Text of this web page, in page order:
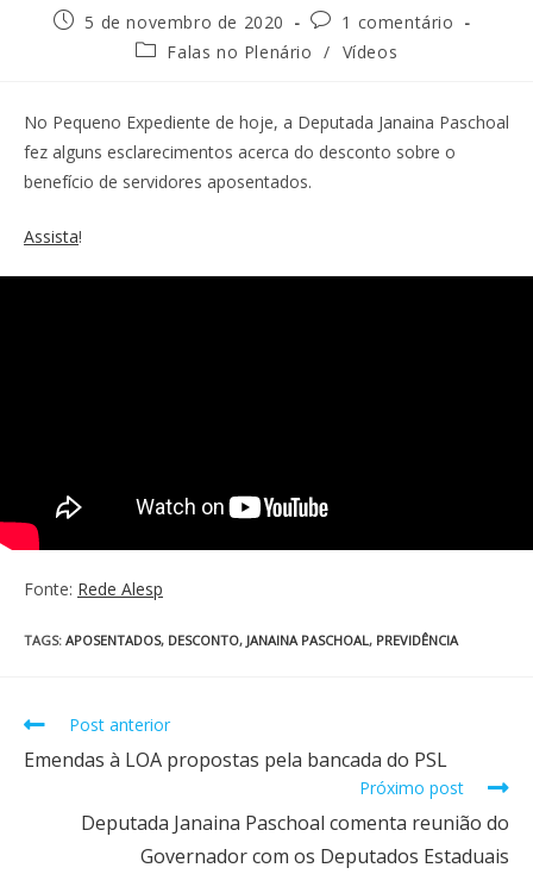
5 de novembro de 2020
1 comentário
Falas no Plenário / Vídeos
No Pequeno Expediente de hoje, a Deputada Janaina Paschoal
fez alguns esclarecimentos acerca do desconto sobre o
benefício de servidores aposentados.
Assista!
Fonte: Rede Alesp
TAGS: APOSENTADOS, DESCONTO, JANAINA PASCHOAL, PREVIDÊNCIA
Post anterior
Emendas à LOA propostas pela bancada do PSL
Próximo post
Deputada Janaina Paschoal comenta reunião do
Governador com os Deputados Estaduais